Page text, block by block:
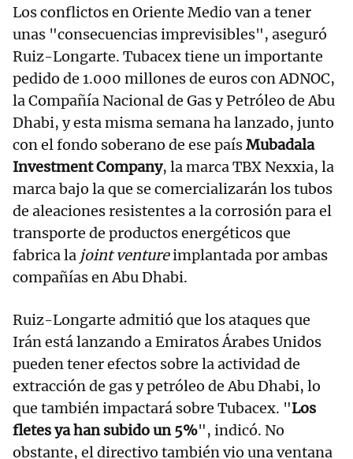
Los conflictos en Oriente Medio van a tener
unas "consecuencias imprevisibles", aseguró
Ruiz-Longarte. Tubacex tiene un importante
pedido de 1.000 millones de euros con ADNOC,
la Compañía Nacional de Gas y Petróleo de Abu
Dhabi, y esta misma semanaha lanzado, junto
con el fondo soberano de ese paísMubadala
Investment Company, la marca TBX Nexxia, la
marca bajo la que se comercializarán los tubos
de aleaciones resistentes a la corrosión para el
transporte de productos energéticos que
fabrica la joint ventureimplantada por ambas
compañías en Abu Dhabi.
Ruiz-Longarte admitió que los ataques que
Irán está lanzando a Emiratos Árabes Unidos
pueden tener efectos sobre la actividad de
extracción de gas y petróleo de Abu Dhabi, lo
que también impactará sobre Tubacex. "Los
fletes ya han subido un 5%", indicó. No
obstante, el directivo también vio una ventana